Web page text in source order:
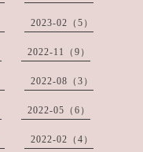
2023-02（5）
2022-11（9）
2022-08（3）
2022-05（6）
2022-02（4）